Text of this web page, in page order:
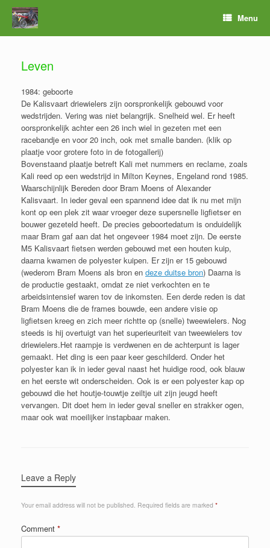
Menu
Leven
1984: geboorte
De Kalisvaart driewielers zijn oorspronkelijk gebouwd voor
wedstrijden. Vering was niet belangrijk. Snelheid wel. Er heeft
oorspronkelijk achter een 26 inch wiel in gezeten met een
racebandje en voor 20 inch, ook met smalle banden. (klik op
plaatje voor grotere foto in de fotogallerij)
Bovenstaand plaatje betreft Kali met nummers en reclame, zoals
Kali reed op een wedstrijd in Milton Keynes, Engeland rond 1985.
Waarschijnlijk Bereden door Bram Moens of Alexander
Kalisvaart. In ieder geval een spannend idee dat ik nu met mijn
kont op een plek zit waar vroeger deze supersnelle ligfietser en
bouwer gezeteld heeft. De precies geboortedatum is onduidelijk
maar Bram gaf aan dat het ongeveer 1984 moet zijn. De eerste
M5 Kalisvaart fietsen werden gebouwd met een houten kuip,
daarna kwamen de polyester kuipen. Er zijn er 15 gebouwd
(wederom Bram Moens als bron en deze duitse bron) Daarna is
de productie gestaakt, omdat ze niet verkochten en te
arbeidsintensief waren tov de inkomsten. Een derde reden is dat
Bram Moens die de frames bouwde, een andere visie op
ligfietsen kreeg en zich meer richtte op (snelle) tweewielers. Nog
steeds is hij overtuigt van het superieuriteit van tweewielers tov
driewielers.Het raampje is verdwenen en de achterpunt is lager
gemaakt. Het ding is een paar keer geschilderd. Onder het
polyester kan ik in ieder geval naast het huidige rood, ook blauw
en het eerste wit onderscheiden. Ook is er een polyester kap op
gebouwd die het houtje-touwtje zeiltje uit zijn jeugd heeft
vervangen. Dit doet hem in ieder geval sneller en strakker ogen,
maar ook wat moeilijker instapbaar maken.
Leave a Reply
Your email address will not be published. Required fields are marked *
Comment *